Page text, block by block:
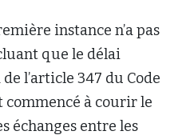
instance n’a pas
que le délai
l’article 347 du Code
à courir le
échanges entre les